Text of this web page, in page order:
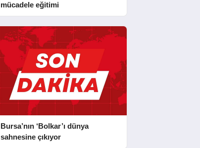
mücadele eğitimi
Bursa’nın ‘Bolkar’ı dünya
sahnesine çıkıyor